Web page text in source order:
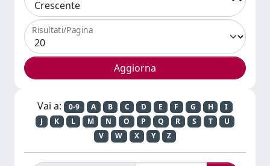
Risultati/Pagina
Vai a: 0-9 A B C D E F G H
I
J
K L M N O P Q R S T
U
V
W X Y Z